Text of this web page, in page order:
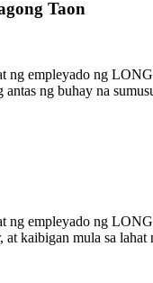
Taon
ng empleyado ng
ng buhay na
ng empleyado ng
kaibigan mula sa